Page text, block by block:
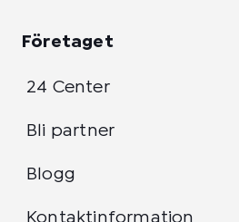
Företaget
24 Center
Bli partner
Blogg
Kontaktinformation